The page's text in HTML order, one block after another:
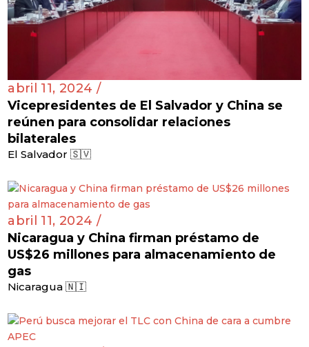
abril 11, 2024 /
Vicepresidentes de El Salvador y China se
reúnen para consolidar relaciones
bilaterales
El Salvador 🇸🇻
abril 11, 2024 /
Nicaragua y China firman préstamo de
US$26 millones para almacenamiento de
gas
Nicaragua 🇳🇮